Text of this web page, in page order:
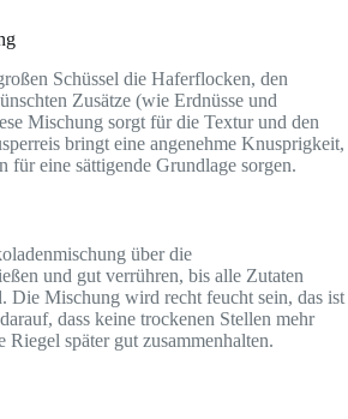
Schüssel die Haferflocken, den
Zusätze (wie Erdnüsse und
Mischung sorgt für die Textur und den
bringt eine angenehme Knusprigkeit,
für eine sättigende Grundlage sorgen.
über die
und gut verrühren, bis alle Zutaten
Die Mischung wird recht feucht sein, das ist
dass keine trockenen Stellen mehr
später gut zusammenhalten.